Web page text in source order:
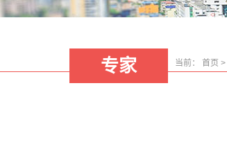
专家 当前： 首页 >